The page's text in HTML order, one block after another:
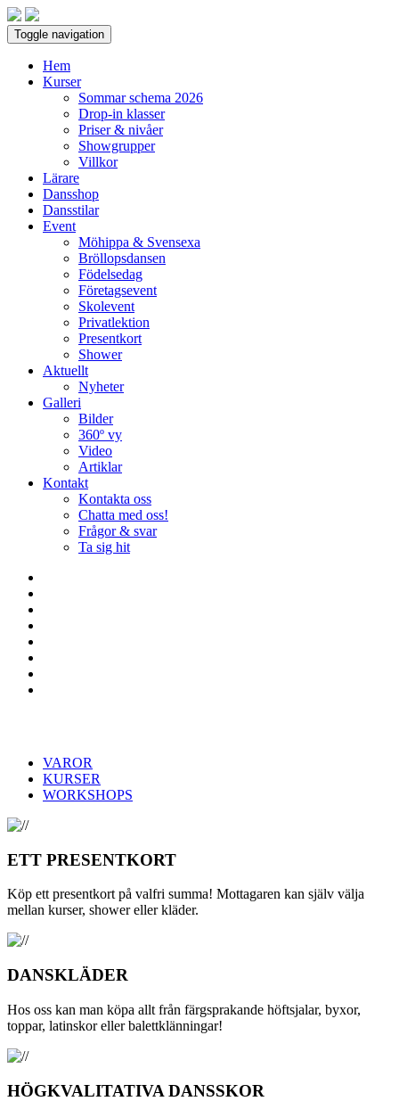
Toggle navigation
Hem
Kurser
Sommar schema 2026
Drop-in klasser
Priser & nivåer
Showgrupper
Villkor
Lärare
Dansshop
Dansstilar
Event
Möhippa & Svensexa
Bröllopsdansen
Födelsedag
Företagsevent
Skolevent
Privatlektion
Presentkort
Shower
Aktuellt
Nyheter
Galleri
Bilder
360º vy
Video
Artiklar
Kontakt
Kontakta oss
Chatta med oss!
Frågor & svar
Ta sig hit
VAROR
KURSER
WORKSHOPS
ETT PRESENTKORT
Köp ett presentkort på valfri summa! Mottagaren kan själv välja
mellan kurser, shower eller kläder.
DANSKLÄDER
Hos oss kan man köpa allt från färgsprakande höftsjalar, byxor,
toppar, latinskor eller balettklänningar!
HÖGKVALITATIVA DANSSKOR